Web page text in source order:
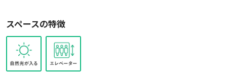
お気軽会議室博多hexa
https://kashispace.com/room/detail?id=6280
■定員
・最大14名としています。
■ビルの設備
・エレベーター
・自動販売機
スペースの特徴